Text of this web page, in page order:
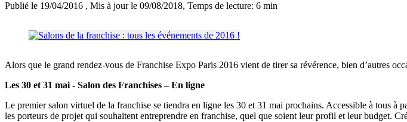
Publié le 19/04/2016 , Mis à jour le 09/08/2018, Temps de lecture: 6 min
Alors que le grand rendez-vous de Franchise Expo Paris 2016 vient de tirer sa révérence, bien d’autres
Les 30 et 31 mai - Salon des Franchises – En ligne
Le premier salon virtuel de la franchise se tiendra en ligne les 30 et 31 mai prochains. Accessible à tous à
les porteurs de projet qui souhaitent entreprendre en franchise, quel que soient leur profil et leur budget.